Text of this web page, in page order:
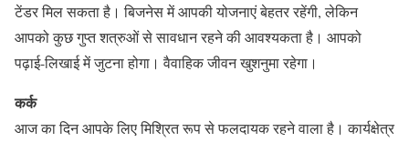
टेंडर मिल सकता है। बिजनेस में आपकी योजनाएं बेहतर रहेंगी, लेकिन
आपको कुछ गुप्त शत्रुओं से सावधान रहने की आवश्यकता है। आपको
पढ़ाई-लिखाई में जुटना होगा। वैवाहिक जीवन खुशनुमा रहेगा।
कर्क
आज का दिन आपके लिए मिश्रित रूप से फलदायक रहने वाला है। कार्यक्षेत्र